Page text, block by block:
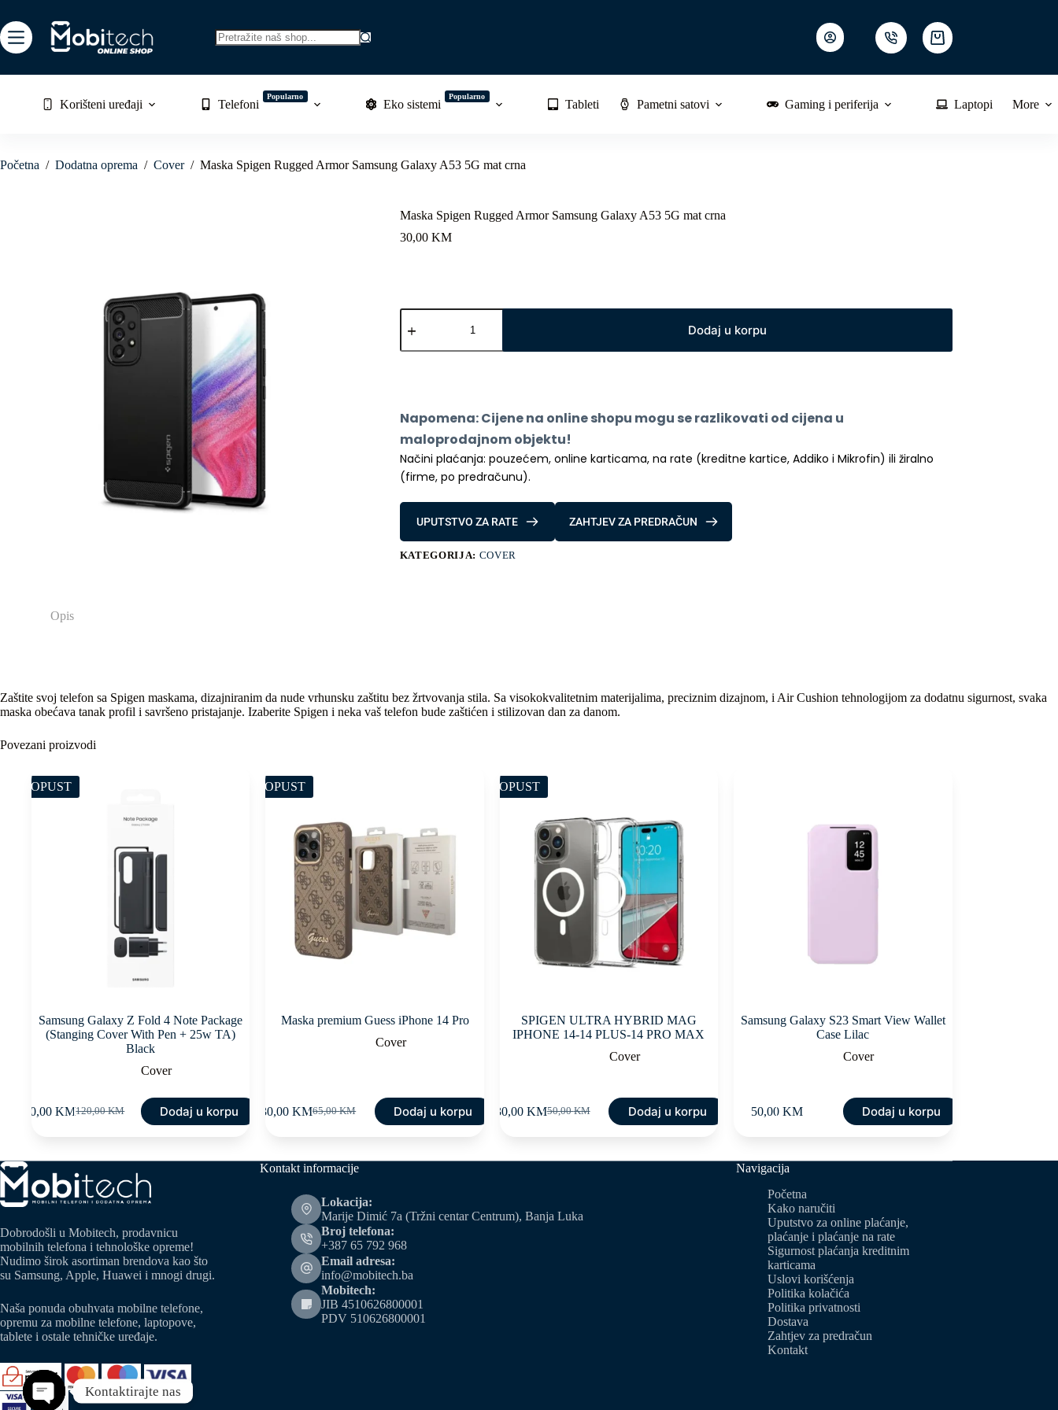
to
content
Shopping
cart
Korišteni uređaji Telefoni
Popularno
Eko sistemi
Popularno
Tableti Pametni satovi Gaming i periferija Laptopi More
Početna / Dodatna oprema / Cover / Maska Spigen Rugged Armor Samsung Galaxy A53 5G mat crna
Maska Spigen Rugged Armor Samsung Galaxy A53 5G mat crna
30,00 KM
Maska
Spigen
Armor
mat
crna
količina
Dodaj u korpu
Napomena: Cijene na online shopu mogu se razlikovati od cijena u
maloprodajnom objektu!
Načini plaćanja: pouzećem, online karticama, na rate (kreditne kartice, Addiko i Mikrofin) ili žiralno
(firme, po predračunu).
UPUTSTVO ZA RATE ZAHTJEV ZA PREDRAČUN
KATEGORIJA: COVER
Opis
Zaštite svoj telefon sa Spigen maskama, dizajniranim da nude vrhunsku zaštitu bez žrtvovanja stila. Sa visokokvalitetnim materijalima, preciznim dizajnom, i Air Cushion tehnologijom za dodatnu sigurnost, svaka
maska obećava tanak profil i savršeno pristajanje. Izaberite Spigen i neka vaš telefon bude zaštićen i stilizovan dan za danom.
Povezani proizvodi
POPUST
Samsung Galaxy Z Fold 4 Note Package
(Stanging Cover With Pen + 25w TA)
Black
Cover
120,00KM
Original
120,00 KM.
70,00KMCurrent
70,00 KM.
Dodaj u korpu
POPUST
Maska premium Guess iPhone 14 Pro
Cover
65,00KM
Original
65,00 KM.
30,00KMCurrent
30,00 KM.
Dodaj u korpu
POPUST
SPIGEN ULTRA HYBRID MAG
IPHONE 14-14 PLUS-14 PRO MAX
Cover
50,00KM
Original
50,00 KM.
30,00 KMCurrent
30,00 KM.
Dodaj u korpu
Samsung Galaxy S23 Smart View Wallet
Case Lilac
Cover
50,00 KM Dodaj u korpu
Dobrodošli u Mobitech, prodavnicu
mobilnih telefona i tehnološke opreme!
Nudimo širok asortiman brendova kao što
su Samsung, Apple, Huawei i mnogi drugi.
Naša ponuda obuhvata mobilne telefone,
opremu za mobilne telefone, laptopove,
tablete i ostale tehničke uređaje.
Kontakt informacije
Lokacija:
Marije Dimić 7a (Tržni centar Centrum), Banja Luka
Broj telefona:
+387 65 792 968
Email adresa:
info@mobitech.ba
Mobitech:
JIB 4510626800001
PDV 510626800001
Navigacija
Početna
Kako naručiti
Uputstvo za online plaćanje,
plaćanje i plaćanje na rate
Sigurnost plaćanja kreditnim
karticama
Uslovi korišćenja
Politika kolačića
Politika privatnosti
Dostava
Zahtjev za predračun
Kontakt
Kontaktirajte nas